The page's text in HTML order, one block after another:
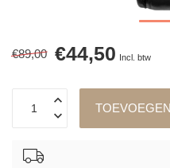
€89,00 €44,50 Incl. btw